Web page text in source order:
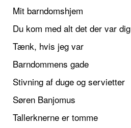
Mit barndomshjem
Du kom med alt det der var dig
Tænk, hvis jeg var
Barndommens gade
Stivning af duge og servietter
Søren Banjomus
Tallerknerne er tomme